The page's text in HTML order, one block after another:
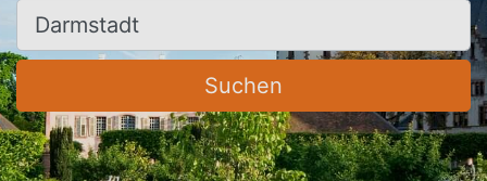
Ort, Stadt
Suchen